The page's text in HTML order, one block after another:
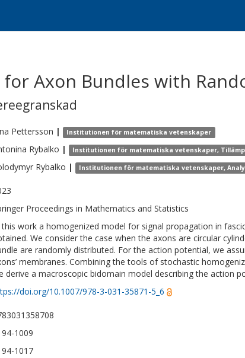
Axon Bundles with
Pettersson | Institutionen för matematiska vetenskaper
Rybalko | Institutionen för matematiska vetenskaper,
Rybalko | Institutionen för matematiska vetenskaper,
Proceedings in Mathematics and Statistics
this work a homogenized model for signal propagation in
We consider the case when the axons are circular
are randomly distributed. For the action potential, we
membranes. Combining the tools of stochastic
derive a macroscopic bidomain model describing the action
doi.org/10.1007/978-3-031-35871-5_6
1009
1017